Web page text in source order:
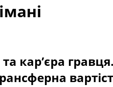
Ліга
Ліга
кар’єра